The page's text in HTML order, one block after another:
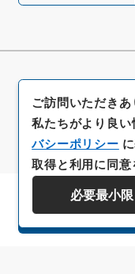
ご訪問いただきあ
私たちがより良い
バシーポリシー
取得と利用に同意
必要最小限